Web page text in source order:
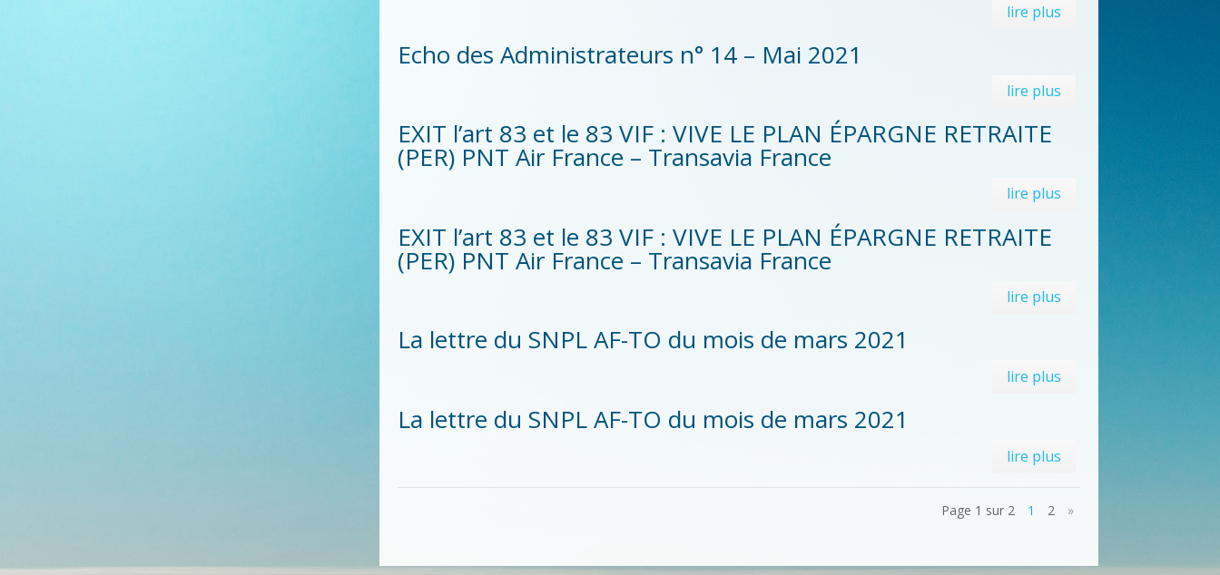
lire plus
Echo des Administrateurs n° 14 – Mai 2021
lire plus
EXIT l’art 83 et le 83 VIF : VIVE LE PLAN ÉPARGNE RETRAITE
(PER) PNT Air France – Transavia France
lire plus
EXIT l’art 83 et le 83 VIF : VIVE LE PLAN ÉPARGNE RETRAITE
(PER) PNT Air France – Transavia France
lire plus
La lettre du SNPL AF-TO du mois de mars 2021
lire plus
La lettre du SNPL AF-TO du mois de mars 2021
lire plus
Page 1 sur 2 1 2 »